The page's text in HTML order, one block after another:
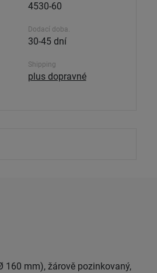
4530-60
Dodací doba.
30-45 dní
Shipping
plus dopravné
160 mm), žárově pozinkovaný,